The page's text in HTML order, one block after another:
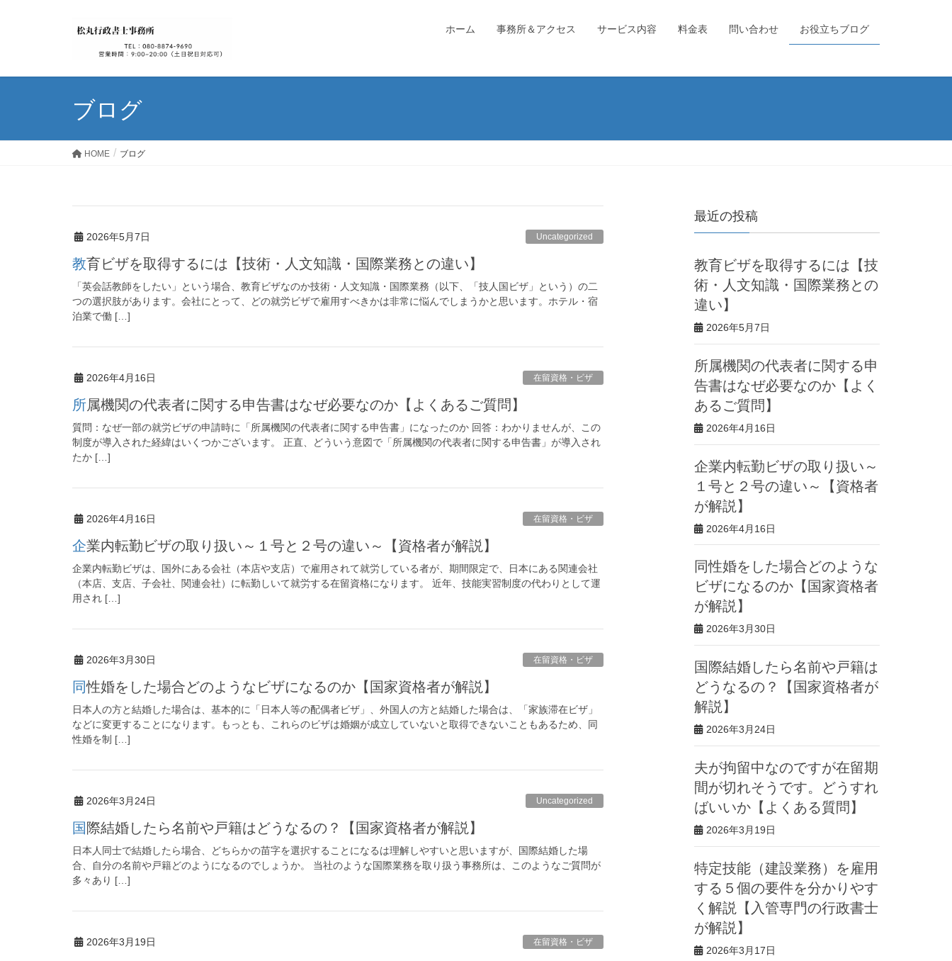
ホーム 事務所＆アクセス サービス内容 料金表 問い合わせ お役立ちブログ
ブログ
HOME ブログ
2026年5月7日 Uncategorized
教育ビザを取得するには【技術・人文知識・国際業務との違い】
「英会話教師をしたい」という場合、教育ビザなのか技術・人文知識・国際業務（以下、「技人国ビザ」という）の二
つの選択肢があります。会社にとって、どの就労ビザで雇用すべきかは非常に悩んでしまうかと思います。ホテル・宿
泊業で働 […]
2026年4月16日 在留資格・ビザ
所属機関の代表者に関する申告書はなぜ必要なのか【よくあるご質問】
質問：なぜ一部の就労ビザの申請時に「所属機関の代表者に関する申告書」になったのか 回答：わかりませんが、この
制度が導入された経緯はいくつかございます。 正直、どういう意図で「所属機関の代表者に関する申告書」が導入され
たか […]
2026年4月16日 在留資格・ビザ
企業内転勤ビザの取り扱い～１号と２号の違い～【資格者が解説】
企業内転勤ビザは、国外にある会社（本店や支店）で雇用されて就労している者が、期間限定で、日本にある関連会社
（本店、支店、子会社、関連会社）に転勤しいて就労する在留資格になります。 近年、技能実習制度の代わりとして運
用され […]
2026年3月30日 在留資格・ビザ
同性婚をした場合どのようなビザになるのか【国家資格者が解説】
日本人の方と結婚した場合は、基本的に「日本人等の配偶者ビザ」、外国人の方と結婚した場合は、「家族滞在ビザ」
などに変更することになります。もっとも、これらのビザは婚姻が成立していないと取得できないこともあるため、同
性婚を制 […]
2026年3月24日 Uncategorized
国際結婚したら名前や戸籍はどうなるの？【国家資格者が解説】
日本人同士で結婚したら場合、どちらかの苗字を選択することになるは理解しやすいと思いますが、国際結婚した場
合、自分の名前や戸籍どのようになるのでしょうか。 当社のような国際業務を取り扱う事務所は、このようなご質問が
多々あり […]
2026年3月19日 在留資格・ビザ
最近の投稿
教育ビザを取得するには【技
術・人文知識・国際業務との
違い】
2026年5月7日
所属機関の代表者に関する申
告書はなぜ必要なのか【よく
あるご質問】
2026年4月16日
企業内転勤ビザの取り扱い～
１号と２号の違い～【資格者
が解説】
2026年4月16日
同性婚をした場合どのような
ビザになるのか【国家資格者
が解説】
2026年3月30日
国際結婚したら名前や戸籍は
どうなるの？【国家資格者が
解説】
2026年3月24日
夫が拘留中なのですが在留期
間が切れそうです。どうすれ
ばいいか【よくある質問】
2026年3月19日
特定技能（建設業務）を雇用
する５個の要件を分かりやす
く解説【入管専門の行政書士
が解説】
2026年3月17日